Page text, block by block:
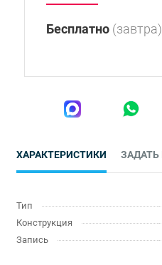
Бесплатно (завтра)
ХАРАКТЕРИСТИКИ
Тип
Конструкция
Запись